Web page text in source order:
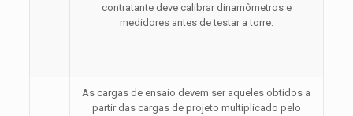
contratante deve calibrar dinamômetros e
medidores antes de testar a torre.
As cargas de ensaio devem ser aqueles obtidos a
partir das cargas de projeto multiplicado pelo